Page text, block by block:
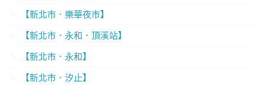
【新北市．樂華夜市】
【新北市．永和．頂溪站】
【新北市．永和】
【新北市．汐止】